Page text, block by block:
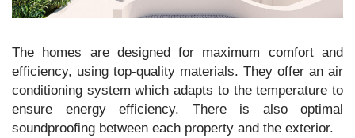
The homes are designed for maximum comfort and
efficiency, using top-quality materials. They offer an air
conditioning system which adapts to the temperature to
ensure energy efficiency. There is also optimal
soundproofing between each property and the exterior.